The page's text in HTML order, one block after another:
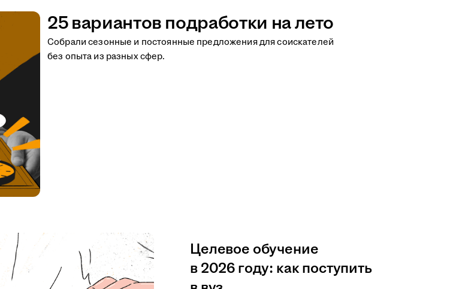
25 вариантов подработки на лето
Собрали сезонные и постоянные предложения для соискателей
без опыта из разных сфер.
Целевое обучение
в 2026 году: как поступить